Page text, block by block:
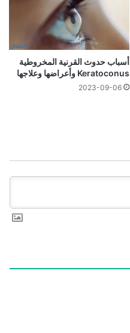
أسباب حدوث القرنية المخروطية
Keratoconus وأعراضها وعلاجها
2023-09-06